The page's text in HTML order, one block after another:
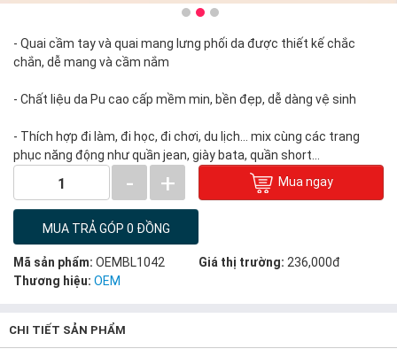
- Quai cầm tay và quai mang lưng phối da được thiết kế chắc
chắn, dễ mang và cầm nắm
- Chất liệu da Pu cao cấp mềm min, bền đẹp, dễ dàng vệ sinh
- Thích hợp đi làm, đi học, đi chơi, du lịch… mix cùng các trang
phục năng động như quần jean, giày bata, quần short…
1 - + Mua ngay
MUA TRẢ GÓP 0 ĐỒNG
Mã sản phẩm: OEMBL1042 Giá thị trường: 236,000đ
Thương hiệu: OEM
CHI TIẾT SẢN PHẨM